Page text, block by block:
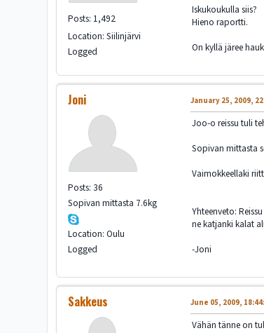
Posts: 1,492
Location: Siilinjärvi
Logged
Iskukoukulla siis?
Hieno raportti.
On kyllä järee
Joni
Posts: 36
Sopivan mittasta 7.6kg
Location: Oulu
Logged
January 25, 2009,
Joo-o reissu tuli
Sopivan mittasta
Vaimokkeellaki
Yhteenveto:
ne katjanki kalat
-Joni
Sakkeus June 05, 2009,
Vähän tänne on